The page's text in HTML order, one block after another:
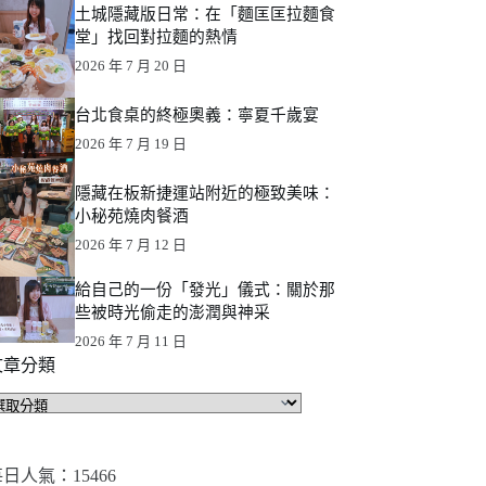
土城隱藏版日常：在「麵匡匡拉麵食
堂」找回對拉麵的熱情
2026 年 7 月 20 日
台北食桌的終極奧義：寧夏千歲宴
2026 年 7 月 19 日
隱藏在板新捷運站附近的極致美味：
小秘苑燒肉餐酒
2026 年 7 月 12 日
給自己的一份「發光」儀式：關於那
些被時光偷走的澎潤與神采
2026 年 7 月 11 日
分類
人氣：15466